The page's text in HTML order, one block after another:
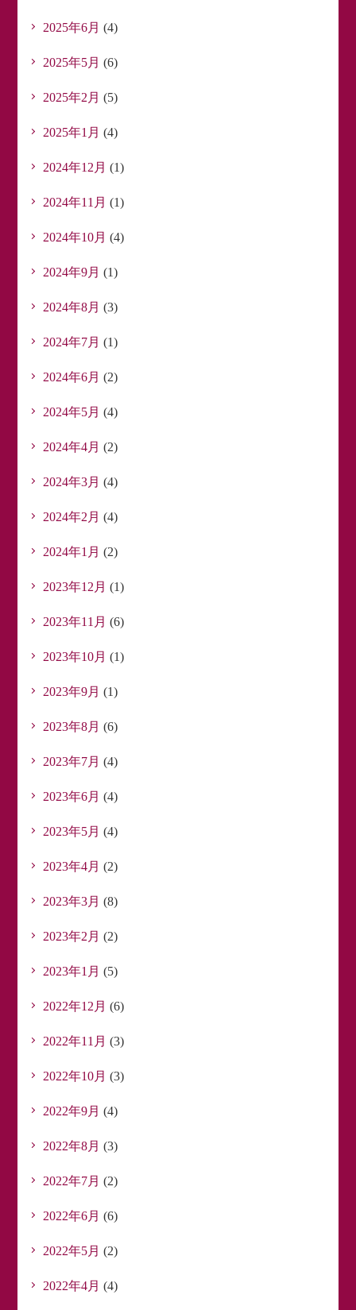
2025年6月 (4)
2025年5月 (6)
2025年2月 (5)
2025年1月 (4)
2024年12月 (1)
2024年11月 (1)
2024年10月 (4)
2024年9月 (1)
2024年8月 (3)
2024年7月 (1)
2024年6月 (2)
2024年5月 (4)
2024年4月 (2)
2024年3月 (4)
2024年2月 (4)
2024年1月 (2)
2023年12月 (1)
2023年11月 (6)
2023年10月 (1)
2023年9月 (1)
2023年8月 (6)
2023年7月 (4)
2023年6月 (4)
2023年5月 (4)
2023年4月 (2)
2023年3月 (8)
2023年2月 (2)
2023年1月 (5)
2022年12月 (6)
2022年11月 (3)
2022年10月 (3)
2022年9月 (4)
2022年8月 (3)
2022年7月 (2)
2022年6月 (6)
2022年5月 (2)
2022年4月 (4)